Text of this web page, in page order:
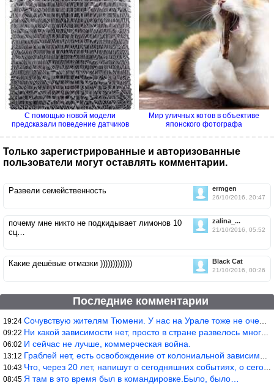
С помощью новой модели
предсказали поведение датчиков
Мир уличных котов в объективе
японского фотографа
Только зарегистрированные и авторизованные
пользователи могут оставлять комментарии.
ermgen
26/10/2016, 20:47
Развели семейственность
zalina_...
21/10/2016, 05:52
почему мне никто не подкидывает лимонов 10
сц…
Black Cat
21/10/2016, 00:26
Какие дешёвые отмазки )))))))))))))
Последние комментарии
19:24 Сочувствую жителям Тюмени. У нас на Урале тоже не очень из-за до
09:22 Ни какой зависимости нет, просто в стране развелось много ипанут
06:02 И сейчас не лучше, коммерческая война.
13:12 Граблей нет, есть освобождение от колониальной зависимости, это
10:43 Что, через 20 лет, напишут о сегодняшних событиях, о сегодняшней
08:45 Я там в это время был в командировке.Было, было…